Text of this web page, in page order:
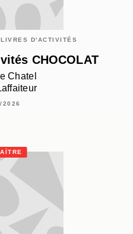
D'ACTIVITÉS
CHOCOLAT
Chatel
2026